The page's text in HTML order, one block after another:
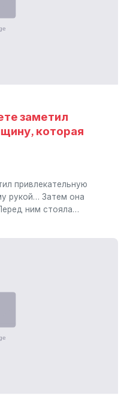
заметил
которая
привлекательную
рукой… Затем она
ним стояла…